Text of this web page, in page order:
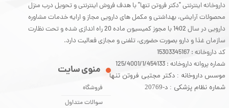
داروخانه اینترنتی "دکتر فروتن تنها" با هدف فروش اینترنتی و تحویل درب منزل
محصولات آرایشی، بهداشتی و مکمل های دارویی مجاز و ارایه خدمات مشاوره
دارویی در سال 1402 با مجوز کمیسیون ماده 20 راه اندازی شده و تحت نظارت
سازمان غذا و دارو بصورت حضوری، تلفنی و مجازی فعالیت دارد.
کد داروخانه : 15303345167
شماره پروانه داروخانه : 125/4001/1/454133
موسس داروخانه : دکتر مجتبی فروتن تنها
شماره نظام پزشکی : د-20769
منوی سایت
فروشگاه
سوالات متداول